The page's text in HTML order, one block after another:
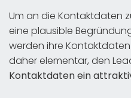
Um an die Kontaktdaten
eine plausible
werden ihre
daher elementar, den
Kontaktdaten ein